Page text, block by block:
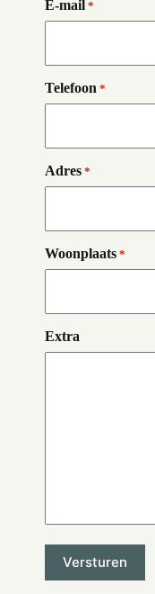
E-mail *
Telefoon *
Adres *
Woonplaats *
Extra